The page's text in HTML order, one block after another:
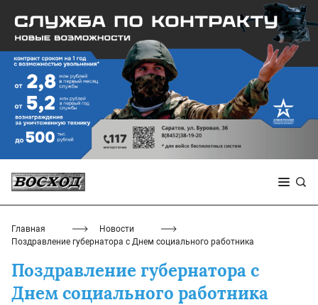
Главная
Новости
Поздравление губернатора с Днем социального работника
Поздравление губернатора с
Днем социального работника